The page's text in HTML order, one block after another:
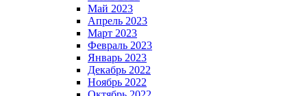
Май 2023
Апрель 2023
Март 2023
Февраль 2023
Январь 2023
Декабрь 2022
Ноябрь 2022